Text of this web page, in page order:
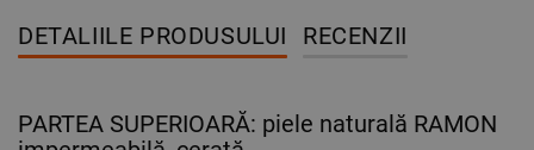
DETALIILE PRODUSULUI RECENZII
PARTEA SUPERIOARĂ: piele naturală RAMON